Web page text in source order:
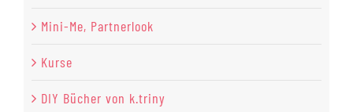
Mini-Me, Partnerlook
Kurse
DIY Bücher von k.triny